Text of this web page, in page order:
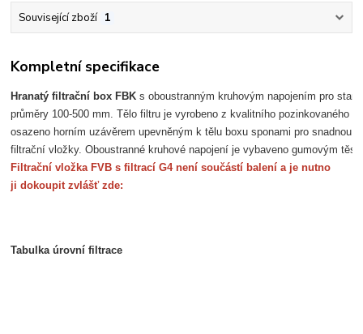
Související zboží 1
Kompletní specifikace
Hranatý filtrační box FBK s oboustranným kruhovým napojením pro
průměry 100-500 mm. Tělo filtru je vyrobeno z kvalitního pozinkovaného
osazeno horním uzávěrem upevněným k tělu boxu sponami pro snadnou
filtrační vložky. Oboustranné kruhové napojení je vybaveno gumovým
Filtrační vložka FVB s filtrací G4 není součástí balení a je nutno
ji dokoupit zvlášť zde:
Tabulka úrovní filtrace